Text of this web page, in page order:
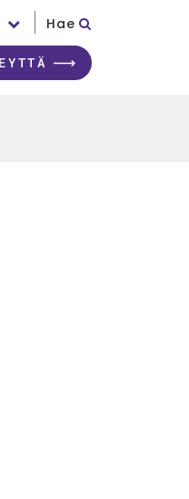
Hae